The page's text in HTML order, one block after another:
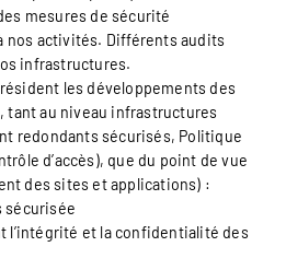
mesures de sécurité
nos activités. Différents audits
infrastructures.
les développements des
tant au niveau infrastructures
redondants sécurisés, Politique
d’accès), que du point de vue
des sites et applications) :
sécurisée
l’intégrité et la confidentialité des